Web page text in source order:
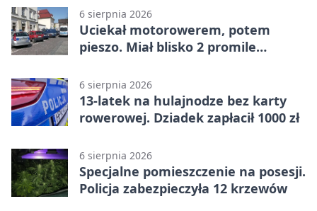
6 sierpnia 2026
Uciekał motorowerem, potem
pieszo. Miał blisko 2 promile
6 sierpnia 2026
13-latek na hulajnodze bez karty
rowerowej. Dziadek zapłacił 1000 zł
6 sierpnia 2026
Specjalne pomieszczenie na posesji.
Policja zabezpieczyła 12 krzewów